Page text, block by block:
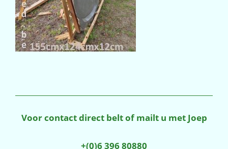
Voor contact direct belt of mailt u met Joep
+(0)6 396 80880